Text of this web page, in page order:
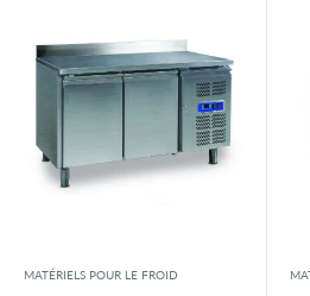
MATÉRIELS POUR LE FROID